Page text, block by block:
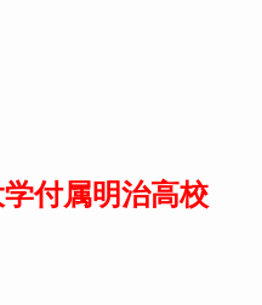
付属明治高校